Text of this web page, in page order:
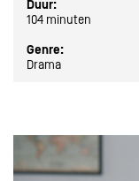
Duur:
104 minuten
Genre:
Drama